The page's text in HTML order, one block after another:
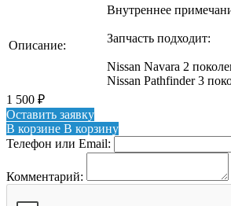
Описание:
Внутреннее
Запчасть подходит:
Nissan Navara 2
Nissan Pathfinder 3
1 500 ₽
Оставить заявку
В корзине В корзину
Телефон или Email:
Комментарий: